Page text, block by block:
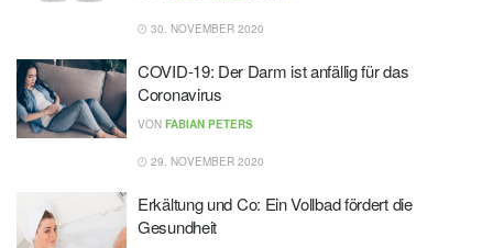
30. NOVEMBER 2020
COVID-19: Der Darm ist anfällig für das
Coronavirus
VON FABIAN PETERS
29. NOVEMBER 2020
Erkältung und Co: Ein Vollbad fördert die
Gesundheit